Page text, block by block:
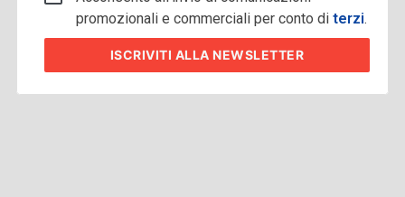
promozionali e commerciali per conto diterzi.
ISCRIVITI ALLA NEWSLETTER